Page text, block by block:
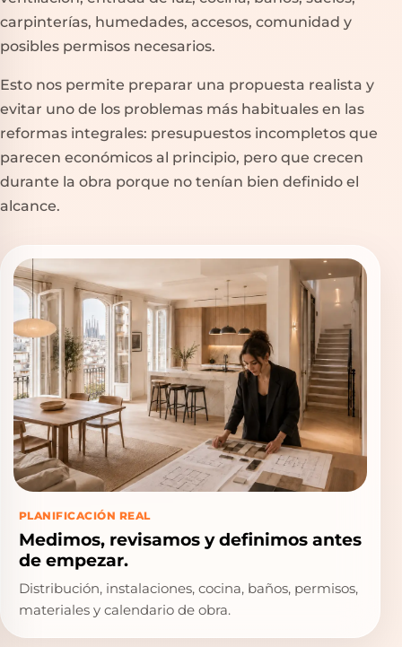
carpinterías, humedades, accesos, comunidad y
posibles permisos necesarios.
Esto nos permite preparar una propuesta realista y
evitar uno de los problemas más habituales en las
reformas integrales: presupuestos incompletos que
parecen económicos al principio, pero que crecen
durante la obra porque no tenían bien definido el
alcance.
PLANIFICACIÓN REAL
Medimos, revisamos y definimos antes
de empezar.
Distribución, instalaciones, cocina, baños, permisos,
materiales y calendario de obra.